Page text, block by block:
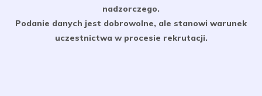
nadzorczego.
Podanie danych jest dobrowolne, ale stanowi warunek
uczestnictwa w procesie rekrutacji.